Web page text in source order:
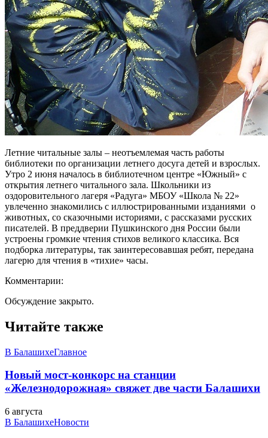
Летние читальные залы – неотъемлемая часть работы
библиотеки по организации летнего досуга детей и взрослых.
Утро 2 июня началось в библиотечном центре «Южный» с
открытия летнего читального зала. Школьники из
оздоровительного лагеря «Радуга» МБОУ «Школа № 22»
увлеченно знакомились с иллюстрированными изданиями о
животных, со сказочными историями, с рассказами русских
писателей. В преддверии Пушкинского дня России были
устроены громкие чтения стихов великого классика. Вся
подборка литературы, так заинтересовавшая ребят, передана
лагерю для чтения в «тихие» часы.
Комментарии:
Обсуждение закрыто.
Читайте также
В БалашихеГлавное
Новый мост-конкорс на станции
«Железнодорожная» свяжет две части Балашихи
6 августа
В БалашихеНовости